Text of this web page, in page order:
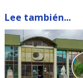
Lee también...